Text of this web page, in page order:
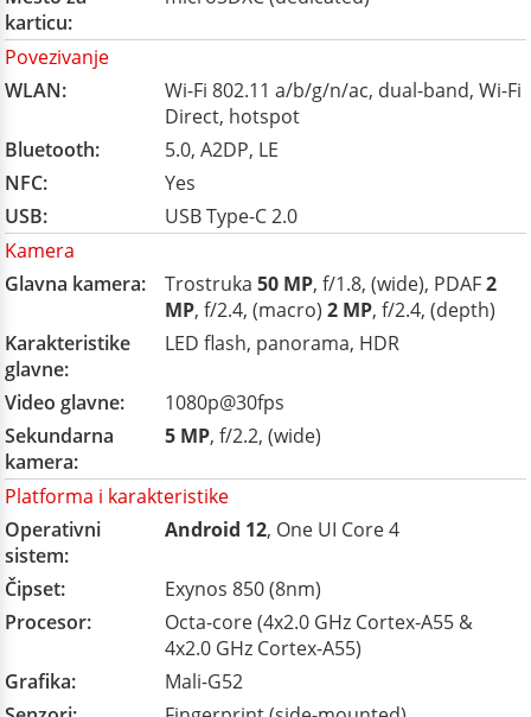
karticu:
Povezivanje
WLAN:
Wi-Fi 802.11 a/b/g/n/ac, dual-band, Wi-Fi
Direct, hotspot
Bluetooth:
5.0, A2DP, LE
NFC:
Yes
USB:
USB Type-C 2.0
Kamera
Glavna kamera:
Trostruka 50 MP, f/1.8, (wide), PDAF2
MP, f/2.4, (macro) 2 MP, f/2.4, (depth)
Karakteristike
glavne:
LED flash, panorama, HDR
Video glavne:
1080p@30fps
Sekundarna
kamera:
5 MP, f/2.2, (wide)
Platforma i karakteristike
Operativni
sistem:
Android 12, One UI Core 4
Čipset:
Exynos 850 (8nm)
Procesor:
Octa-core (4x2.0 GHz Cortex-A55 &
4x2.0 GHz Cortex-A55)
Grafika:
Mali-G52